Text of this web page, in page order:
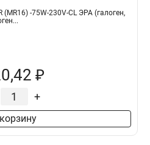
-75W-230V-CL ЭРА (галоген,
₽
+